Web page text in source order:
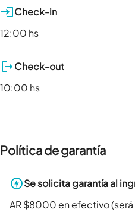
Check-in
12:00 hs
Check-out
10:00 hs
Política de garantía
Se solicita garantía al
AR $8000 en efectivo